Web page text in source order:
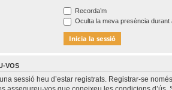
Recorda’m
Oculta la meva presència durant
VOS
sessió heu d’estar registrats. Registrar-se